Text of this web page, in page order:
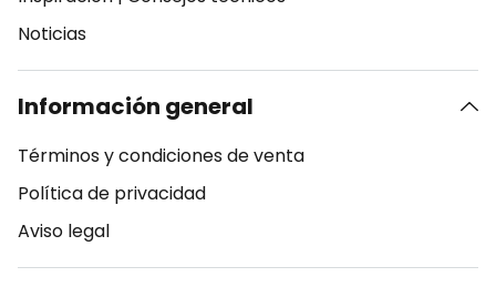
Noticias
Información general
Términos y condiciones de venta
Política de privacidad
Aviso legal